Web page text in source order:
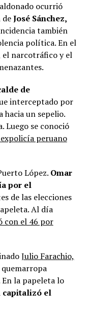
ocurrió
deJosé Sánchez,
también
política. En el
el narcotráfico y el
de
interceptado por
un sepelio.
Luego se conoció
peruano
López. Omar
por el
de las elecciones
Al día
con el 46 por
Julio Farachio,
la papeleta lo
capitalizó el